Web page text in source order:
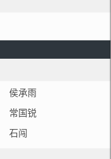
侯承雨
常国锐
石闯